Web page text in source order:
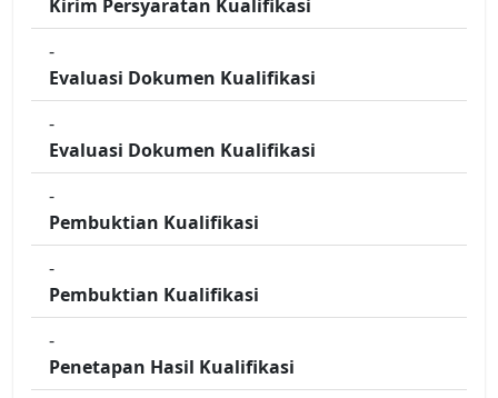
Kirim Persyaratan Kualifikasi
-
Evaluasi Dokumen Kualifikasi
-
Evaluasi Dokumen Kualifikasi
-
Pembuktian Kualifikasi
-
Pembuktian Kualifikasi
-
Penetapan Hasil Kualifikasi